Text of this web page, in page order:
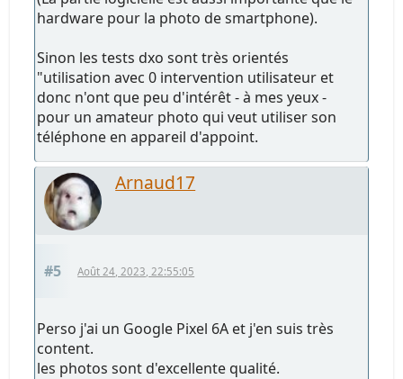
hardware pour la photo de smartphone).
Sinon les tests dxo sont très orientés
"utilisation avec 0 intervention utilisateur et
donc n'ont que peu d'intérêt - à mes yeux -
pour un amateur photo qui veut utiliser son
téléphone en appareil d'appoint.
Arnaud17
#5 Août 24, 2023, 22:55:05
Perso j'ai un Google Pixel 6A et j'en suis très
content.
les photos sont d'excellente qualité.